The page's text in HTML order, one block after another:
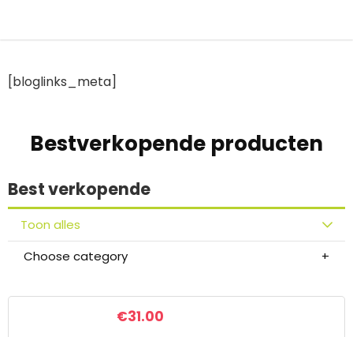
[bloglinks_meta]
Bestverkopende producten
Best verkopende
Toon alles
Choose category
€31.00